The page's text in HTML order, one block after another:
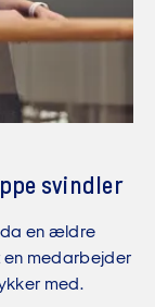
svindler
da en ældre
en medarbejder
med.